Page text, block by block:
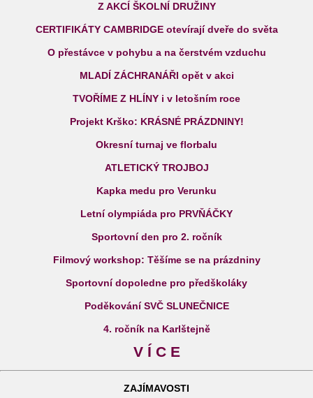
Z AKCÍ ŠKOLNÍ DRUŽINY
CERTIFIKÁTY CAMBRIDGE otevírají dveře do světa
O přestávce v pohybu a na čerstvém vzduchu
MLADÍ ZÁCHRANÁŘI opět v akci
TVOŘÍME Z HLÍNY i v letošním roce
Projekt Krško: KRÁSNÉ PRÁZDNINY!
Okresní turnaj ve florbalu
ATLETICKÝ TROJBOJ
Kapka medu pro Verunku
Letní olympiáda pro PRVŇÁČKY
Sportovní den pro 2. ročník
Filmový workshop: Těšíme se na prázdniny
Sportovní dopoledne pro předškoláky
Poděkování SVČ SLUNEČNICE
4. ročník na Karlštejně
V Í C E
ZAJÍMAVOSTI